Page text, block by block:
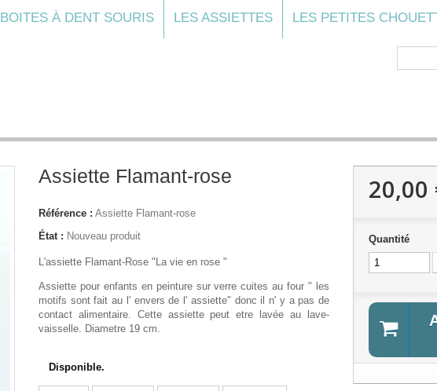
BOITES À DENT SOURIS LES ASSIETTES LES PETITES
Assiette Flamant-rose
Référence : Assiette Flamant-rose
État : Nouveau produit
L'assiette Flamant-Rose "La vie en rose "
Assiette pour enfants en peinture sur verre cuites au four " les
motifs sont fait au l' envers de l' assiette" donc il n' y a pas de
contact alimentaire. Cette assiette peut etre lavée au lave-
vaisselle. Diametre 19 cm.
Disponible.
20,00
Quantité